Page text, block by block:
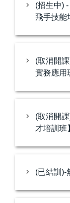
(招生中)
飛手技能
(取消開
實務應用
(取消開
才培訓班
(已結訓)-